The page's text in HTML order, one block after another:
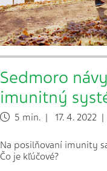
Sedmoro
imunitný
5 min. | 17. 4. 2022
Na posilňovaní imunity
Čo je kľúčové?